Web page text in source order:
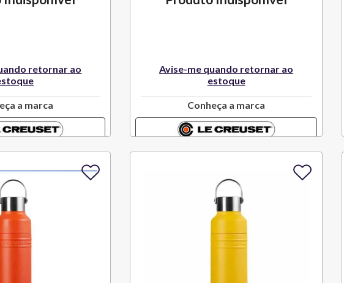
retornar ao
a marca
Avise-me quando retornar ao
estoque
Conheça a marca